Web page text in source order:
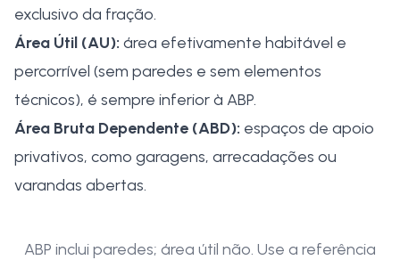
exclusivo da fração.
Área Útil (AU): área efetivamente habitável e
percorrível (sem paredes e sem elementos
técnicos), é sempre inferior à ABP.
Área Bruta Dependente (ABD): espaços de apoio
privativos, como garagens, arrecadações ou
varandas abertas.
ABP inclui paredes; área útil não. Use a referência